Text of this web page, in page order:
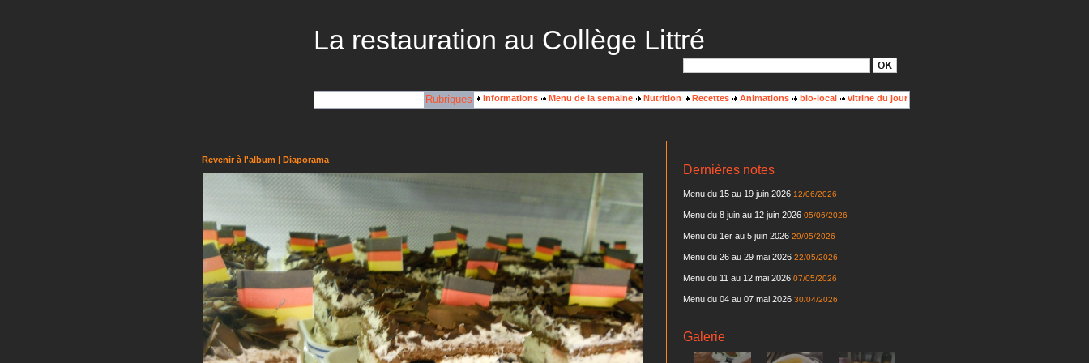
La restauration au Collège Littré
vitrine du jour
bio-local
Animations
Recettes
Nutrition
Menu de la semaine
Informations
Rubriques
Revenir à l'album | Diaporama
Dernières notes
Menu du 15 au 19 juin 2026 12/06/2026
Menu du 8 juin au 12 juin 2026 05/06/2026
Menu du 1er au 5 juin 2026 29/05/2026
Menu du 26 au 29 mai 2026 22/05/2026
Menu du 11 au 12 mai 2026 07/05/2026
Menu du 04 au 07 mai 2026 30/04/2026
Galerie